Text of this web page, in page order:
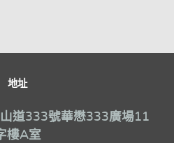
地址
道333號華懋333廣場11
樓A室